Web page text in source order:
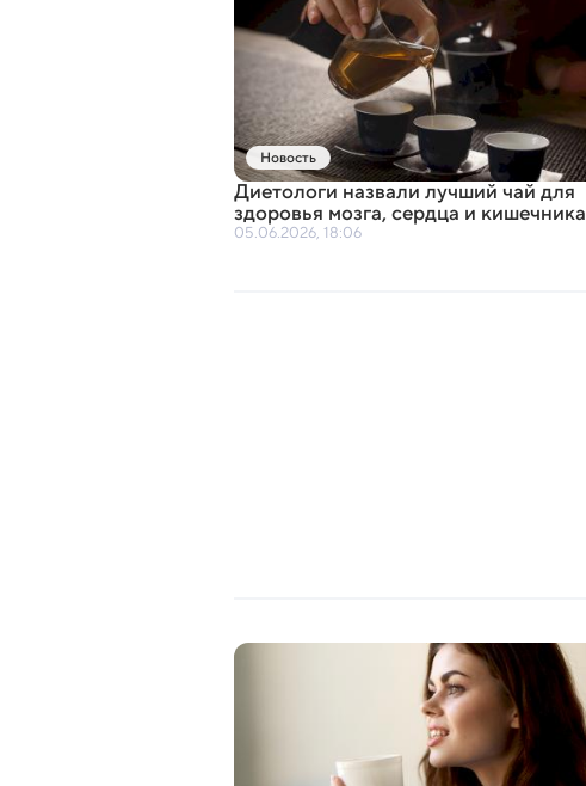
Новость
Диетологи назвали лучший чай для
здоровья мозга, сердца и кишечника
05.06.2026, 18:06